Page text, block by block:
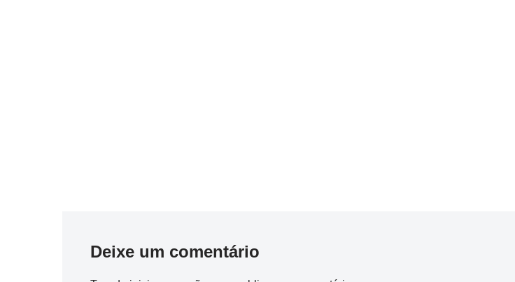
Deixe um comentário